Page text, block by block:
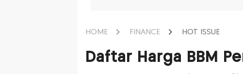
HOME FINANCE HOT ISSUE
Daftar Harga BBM